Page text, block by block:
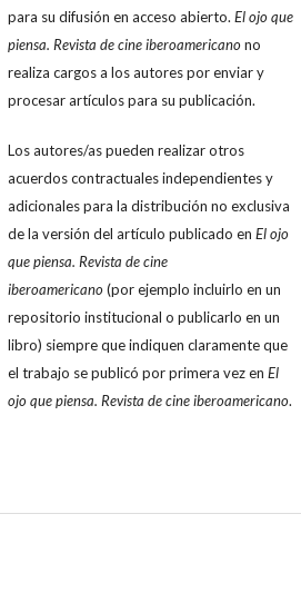
para su difusión en acceso abierto. El ojo que
piensa. Revista de cine iberoamericanono
realiza cargos a los autores por enviar y
procesar artículos para su publicación.
Los autores/as pueden realizar otros
acuerdos contractuales independientes y
adicionales para la distribución no exclusiva
de la versión del artículo publicado en El ojo
que piensa. Revista de cine
iberoamericano(por ejemplo incluirlo en un
repositorio institucional o publicarlo en un
libro) siempre que indiquen claramente que
el trabajo se publicó por primera vez en El
ojo que piensa. Revista de cine iberoamericano.